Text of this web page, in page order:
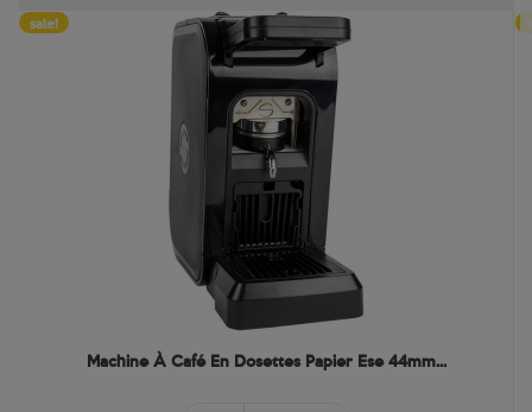
sale!
Machine À Café En Dosettes Papier Ese 44mm...